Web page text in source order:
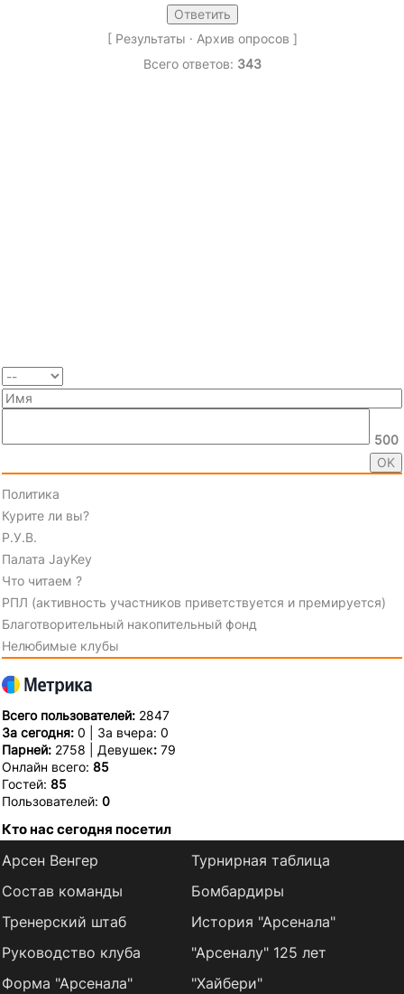
[ Результаты · Архив опросов ]
Всего ответов: 343
500
Политика
Курите ли вы?
Р.У.В.
Палата JayKey
Что читаем ?
РПЛ (активность участников приветствуется и премируется)
Благотворительный накопительный фонд
Нелюбимые клубы
Всего пользователей: 2847
За сегодня: 0 | За вчера: 0
Парней: 2758 | Девушек: 79
Онлайн всего: 85
Гостей: 85
Пользователей: 0
Кто нас сегодня посетил
Арсен Венгер
Состав команды
Тренерский штаб
Руководство клуба
Форма "Арсенала"
Турнирная таблица
Бомбардиры
История "Арсенала"
"Арсеналу" 125 лет
"Хайбери"